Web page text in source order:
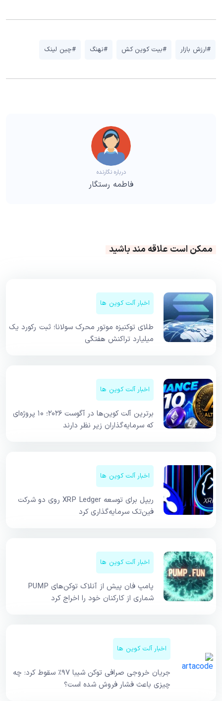
#ارزش بازار #بیت کوین کش #نهنگ #چین لینک
درباره نگارنده
فاطمه رستگار
ممکن است علاقه مند باشید
اخبار آلت کوین ها
طلای توکنیزه موتور محرک سولانا؛ ثبت رکورد یک
میلیارد تراکنش هفتگی
اخبار آلت کوین ها
برترین آلت کوین‌ها در آگوست ۲۰۲۶؛ ۱۰ پروژه‌ای
که سرمایه‌گذاران زیر نظر دارند
اخبار آلت کوین ها
ریپل برای توسعه XRP Ledger روی دو شرکت
فین‌تک سرمایه‌گذاری کرد
اخبار آلت کوین ها
پامپ فان پیش از آنلاک توکن‌های PUMP
شماری از کارکنان خود را اخراج کرد
اخبار آلت کوین ها
جریان خروجی صرافی توکن شیبا ۹۷٪ سقوط کرد: چه
چیزی باعث فشار فروش شده است؟